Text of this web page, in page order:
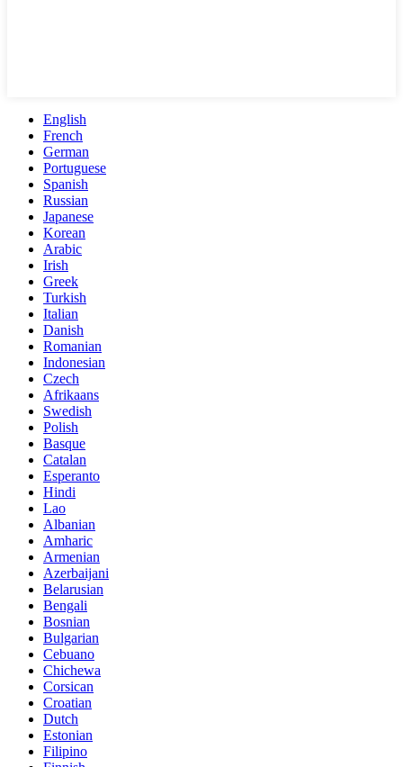
English
French
German
Portuguese
Spanish
Russian
Japanese
Korean
Arabic
Irish
Greek
Turkish
Italian
Danish
Romanian
Indonesian
Czech
Afrikaans
Swedish
Polish
Basque
Catalan
Esperanto
Hindi
Lao
Albanian
Amharic
Armenian
Azerbaijani
Belarusian
Bengali
Bosnian
Bulgarian
Cebuano
Chichewa
Corsican
Croatian
Dutch
Estonian
Filipino